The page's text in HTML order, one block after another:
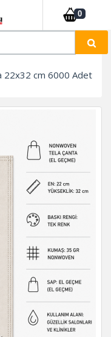
0
22x32 cm 6000 Adet